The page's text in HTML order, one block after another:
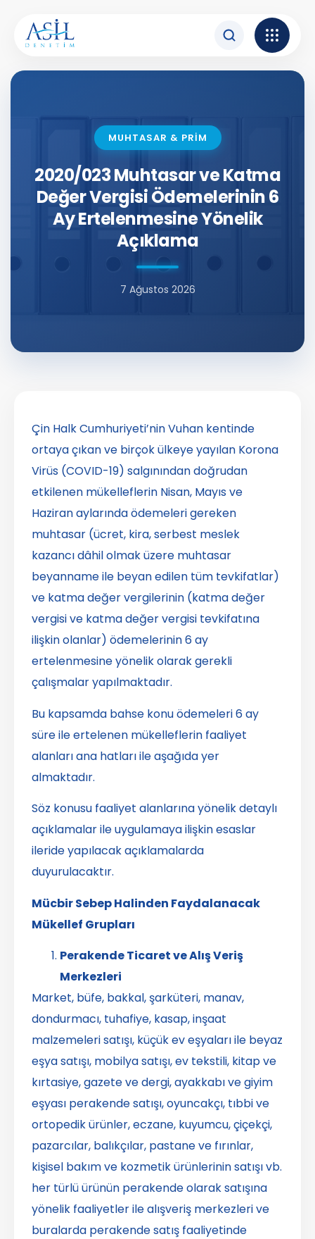
MUHTASAR & PRİM
2020/023 Muhtasar ve Katma
Değer Vergisi Ödemelerinin 6
Ay Ertelenmesine Yönelik
Açıklama
7 Ağustos 2026
Çin Halk Cumhuriyeti’nin Vuhan kentinde
ortaya çıkan ve birçok ülkeye yayılan Korona
Virüs (COVID-19) salgınından doğrudan
etkilenen mükelleflerin Nisan, Mayıs ve
Haziran aylarında ödemeleri gereken
muhtasar (ücret, kira, serbest meslek
kazancı dâhil olmak üzere muhtasar
beyanname ile beyan edilen tüm tevkifatlar)
ve katma değer vergilerinin (katma değer
vergisi ve katma değer vergisi tevkifatına
ilişkin olanlar) ödemelerinin 6 ay
ertelenmesine yönelik olarak gerekli
çalışmalar yapılmaktadır.
Bu kapsamda bahse konu ödemeleri 6 ay
süre ile ertelenen mükelleflerin faaliyet
alanları ana hatları ile aşağıda yer
almaktadır.
Söz konusu faaliyet alanlarına yönelik detaylı
açıklamalar ile uygulamaya ilişkin esaslar
ileride yapılacak açıklamalarda
duyurulacaktır.
Mücbir Sebep Halinden Faydalanacak
Mükellef Grupları
Perakende Ticaret ve Alış Veriş
Merkezleri
Market, büfe, bakkal, şarküteri, manav,
dondurmacı, tuhafiye, kasap, inşaat
malzemeleri satışı, küçük ev eşyaları ile beyaz
eşya satışı, mobilya satışı, ev tekstili, kitap ve
kırtasiye, gazete ve dergi, ayakkabı ve giyim
eşyası perakende satışı, oyuncakçı, tıbbi ve
ortopedik ürünler, eczane, kuyumcu, çiçekçi,
pazarcılar, balıkçılar, pastane ve fırınlar,
kişisel bakım ve kozmetik ürünlerinin satışı vb.
her türlü ürünün perakende olarak satışına
yönelik faaliyetler ile alışveriş merkezleri ve
buralarda perakende satış faaliyetinde